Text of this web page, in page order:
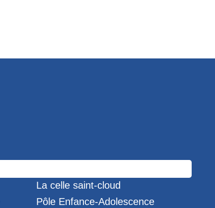
La celle saint-cloud
Pôle Enfance-Adolescence